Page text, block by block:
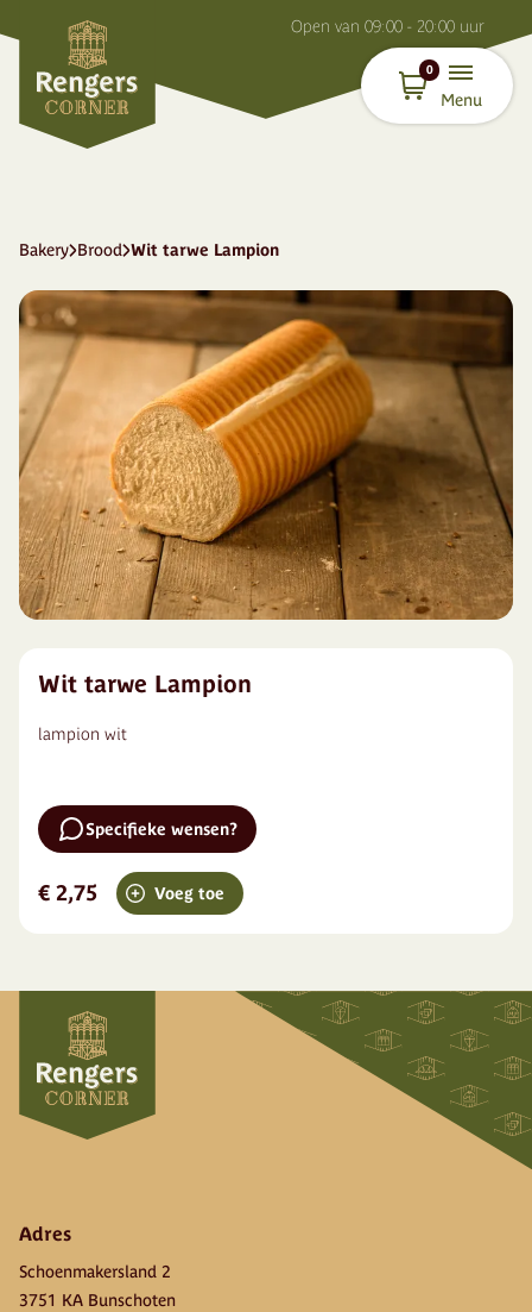
Open van 09:00 - 20:00 uur
0
Menu
Bakery Brood Wit tarwe Lampion
Wit tarwe Lampion
lampion wit
Specifieke wensen?
€ 2,75 Voeg toe
Adres
Schoenmakersland 2
3751 KA Bunschoten